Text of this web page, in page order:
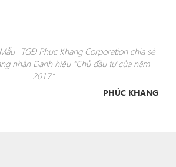
TGĐ Phuc Khang Corporation chia sẻ
nhận Danh hiệu “Chủ đầu tư của năm
2017”
PHÚC KHANG